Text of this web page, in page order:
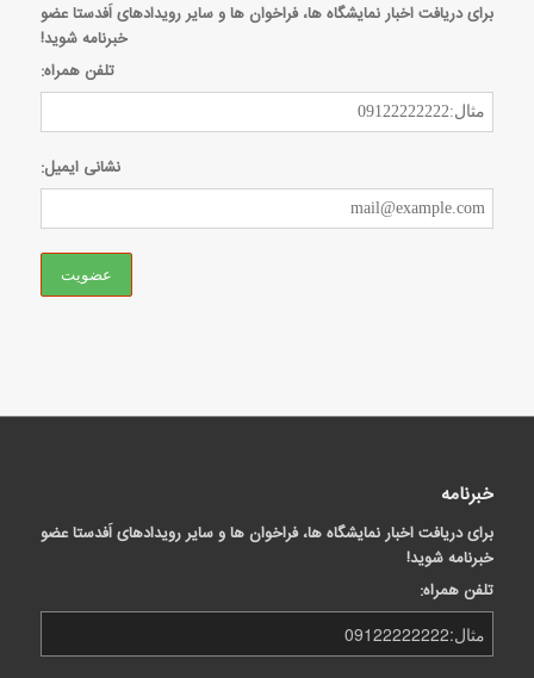
برای دریافت اخبار نمایشگاه ها، فراخوان ها و سایر رویدادهای اَفدستا عضو
خبرنامه شوید!
تلفن همراه:
نشانی ایمیل:
خبرنامه
برای دریافت اخبار نمایشگاه ها، فراخوان ها و سایر رویدادهای اَفدستا عضو
خبرنامه شوید!
تلفن همراه: